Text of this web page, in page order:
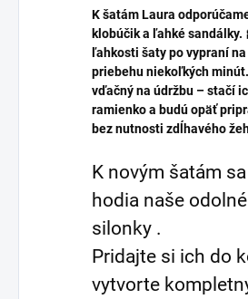
K šatám Laura
klobúčik a ľahké sandálky.
ľahkosti šaty po vypraní na
priebehu niekoľkých
vďačný na údržbu – stačí
ramienko a budú opäť
bez nutnosti zdĺhavého
K novým šatám
hodia naše
silonky .
Pridajte si ich do
vytvorte